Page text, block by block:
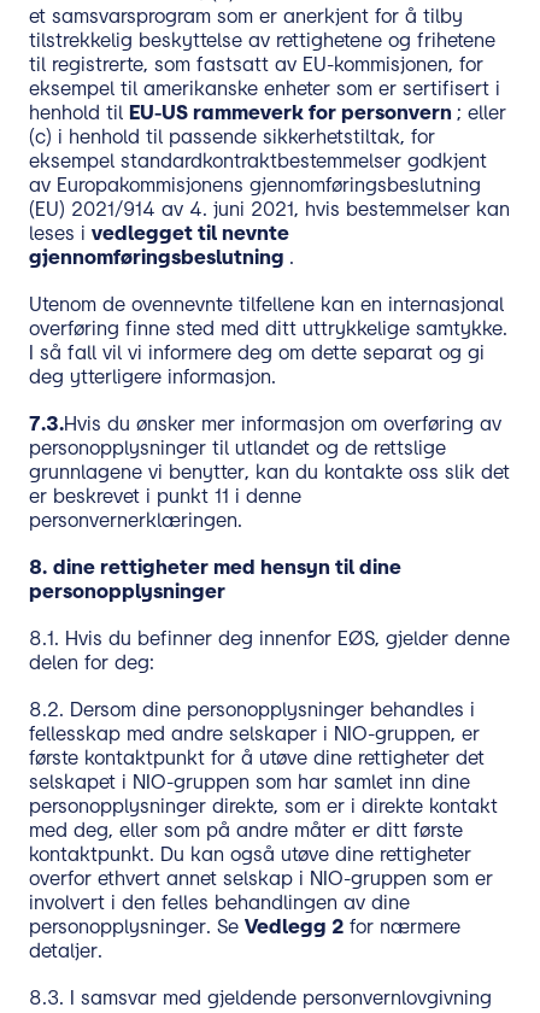
et samsvarsprogram som er anerkjent for å tilby
tilstrekkelig beskyttelse av rettighetene og frihetene
til registrerte, som fastsatt av EU-kommisjonen, for
eksempel til amerikanske enheter som er sertifisert i
henhold til EU-US rammeverk for personvern ; eller
(c) i henhold til passende sikkerhetstiltak, for
eksempel standardkontraktbestemmelser godkjent
av Europakommisjonens gjennomføringsbeslutning
(EU) 2021/914 av 4. juni 2021, hvis bestemmelser kan
leses i vedlegget til nevnte
gjennomføringsbeslutning .
Utenom de ovennevnte tilfellene kan en internasjonal
overføring finne sted med ditt uttrykkelige samtykke.
I så fall vil vi informere deg om dette separat og gi
deg ytterligere informasjon.
7.3.Hvis du ønsker mer informasjon om overføring av
personopplysninger til utlandet og de rettslige
grunnlagene vi benytter, kan du kontakte oss slik det
er beskrevet i punkt 11 i denne
personvernerklæringen.
8. dine rettigheter med hensyn til dine
personopplysninger
8.1. Hvis du befinner deg innenfor EØS, gjelder denne
delen for deg:
8.2. Dersom dine personopplysninger behandles i
fellesskap med andre selskaper i NIO-gruppen, er
første kontaktpunkt for å utøve dine rettigheter det
selskapet i NIO-gruppen som har samlet inn dine
personopplysninger direkte, som er i direkte kontakt
med deg, eller som på andre måter er ditt første
kontaktpunkt. Du kan også utøve dine rettigheter
overfor ethvert annet selskap i NIO-gruppen som er
involvert i den felles behandlingen av dine
personopplysninger. Se Vedlegg 2 for nærmere
detaljer.
8.3. I samsvar med gjeldende personvernlovgivning